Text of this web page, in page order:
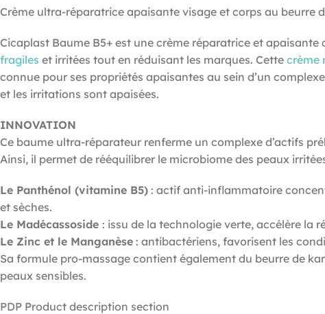
Crème ultra-réparatrice apaisante visage et corps au
Cicaplast Baume B5+ est une crème réparatrice et
fragiles et irritées tout en réduisant les marques. Cette crème
connue pour ses propriétés apaisantes au sein d’un
et les irritations sont apaisées.
INNOVATION
Ce baume ultra-réparateur renferme un complexe d’actifs
Ainsi, il permet de rééquilibrer le microbiome des peaux
Le Panthénol (vitamine B5) : actif anti-inflammatoire
et sèches.
Le Madécassoside : issu de la technologie verte, accélère la
Le Zinc et le Manganèse : antibactériens, favorisent les
Sa formule pro-massage contient également du beurre de
peaux sensibles.
PDP Product description section